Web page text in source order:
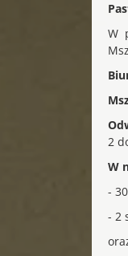
W
2
W
-
- 2